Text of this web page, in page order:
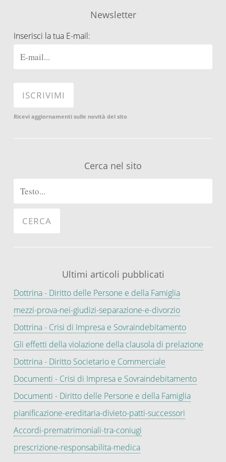
Newsletter
Inserisci la tua E-mail:
Ricevi aggiornamenti sulle novità del sito
Cerca nel sito
Ultimi articoli pubblicati
Dottrina - Diritto delle Persone e della Famiglia
mezzi-prova-nei-giudizi-separazione-e-divorzio
Dottrina - Crisi di Impresa e Sovraindebitamento
Gli effetti della violazione della clausola di prelazione
Dottrina - Diritto Societario e Commerciale
Documenti - Crisi di Impresa e Sovraindebitamento
Documenti - Diritto delle Persone e della Famiglia
pianificazione-ereditaria-divieto-patti-successori
Accordi-prematrimoniali-tra-coniugi
prescrizione-responsabilita-medica